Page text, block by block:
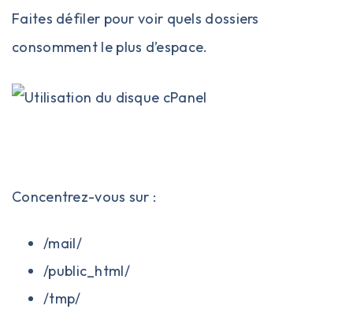
Faites défiler pour voir quels dossiers
consomment le plus d’espace.
Concentrez-vous sur :
/mail/
/public_html/
/tmp/